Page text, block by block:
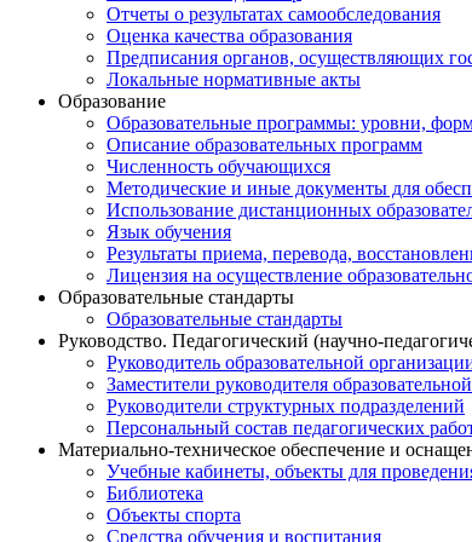
Отчеты о результатах самообследования
Оценка качества образования
Предписания органов, осуществляющих
Локальные нормативные акты
Образование
Образовательные программы: уровни,
Описание образовательных программ
Численность обучающихся
Методические и иные документы для
Использование дистанционных
Язык обучения
Результаты приема, перевода,
Лицензия на осуществление
Образовательные стандарты
Образовательные стандарты
Руководство. Педагогический (научно-
Руководитель образовательной
Заместители руководителя
Руководители структурных подразделений
Персональный состав педагогических
Материально-техническое обеспечение и
Учебные кабинеты, объекты для
Библиотека
Объекты спорта
Средства обучения и воспитания